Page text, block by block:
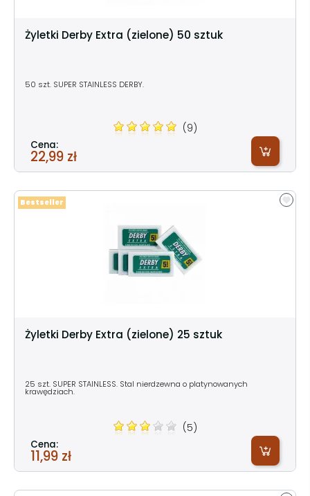
Żyletki Derby Extra (zielone) 50 sztuk
50 szt. SUPER STAINLESS DERBY.
(9)
Cena:
22,99 zł
Żyletki Derby Extra (zielone) 25 sztuk
25 szt. SUPER STAINLESS. Stal nierdzewna o platynowanych
krawędziach.
(5)
Cena:
11,99 zł
Bestseller